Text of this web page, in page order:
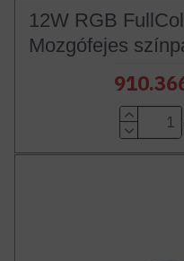
12W RGB
Mozgófejes